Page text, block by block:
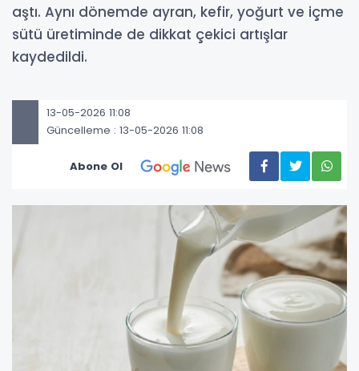
aştı. Aynı dönemde ayran, kefir, yoğurt ve içme
sütü üretiminde de dikkat çekici artışlar
kaydedildi.
13-05-2026 11:08
Güncelleme : 13-05-2026 11:08
Abone Ol